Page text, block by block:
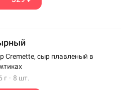
Cremette, сыр плавленый в
г · 8 шт.